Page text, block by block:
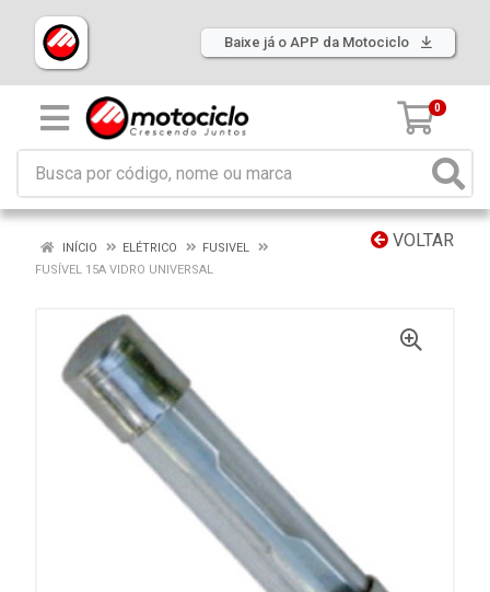
Baixe já o APP da Motociclo
0
VOLTAR
INÍCIO ELÉTRICO
FUSIVEL
FUSÍVEL 15A VIDRO UNIVERSAL